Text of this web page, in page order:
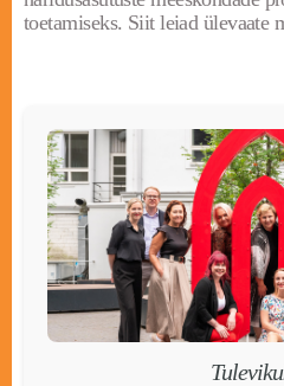
toetamiseks. Siit leiad ülevaate